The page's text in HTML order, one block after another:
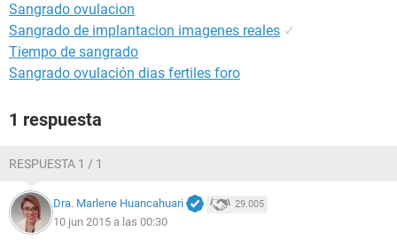
Sangrado ovulacion
Sangrado de implantacion imagenes reales ✓
Tiempo de sangrado
Sangrado ovulación dias fertiles foro
1 respuesta
RESPUESTA 1 / 1
Dra. Marlene Huancahuari 29.005
10 jun 2015 a las 00:30